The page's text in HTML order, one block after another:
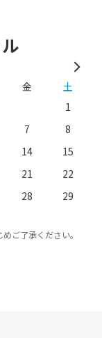
金
土
1
7
8
14
15
21
22
28
29
ご了承ください。